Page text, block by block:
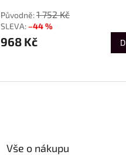
1 752 Kč
–44 %
968 Kč
Vše o nákupu